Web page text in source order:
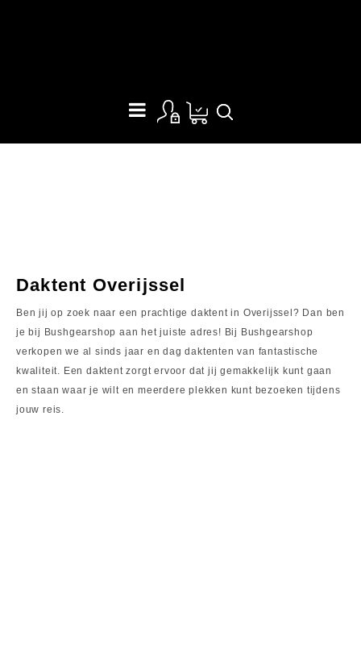
Daktent Overijssel
Ben jij op zoek naar een prachtige daktent in Overijssel? Dan ben
je bij Bushgearshop aan het juiste adres! Bij Bushgearshop
verkopen we al sinds jaar en dag daktenten van fantastische
kwaliteit. Een daktent zorgt ervoor dat jij gemakkelijk kunt gaan
en staan waar je wilt en meerdere plekken kunt bezoeken tijdens
jouw reis.